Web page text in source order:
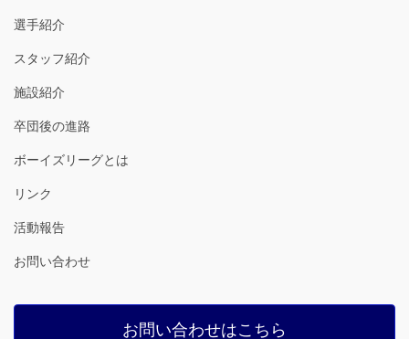
選手紹介
スタッフ紹介
施設紹介
卒団後の進路
ボーイズリーグとは
リンク
活動報告
お問い合わせ
お問い合わせはこちら